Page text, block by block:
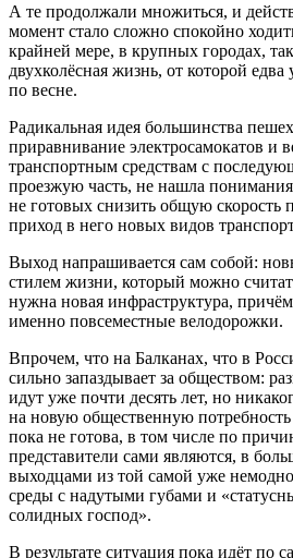
А те продолжали множиться, и
момент стало сложно спокойно
крайней мере, в крупных городах,
двухколёсная жизнь, от которой едва
по весне.
Радикальная идея большинства
приравнивание электросамокатов и
транспортным средствам с
проезжую часть, не нашла
не готовых снизить общую скорость
приход в него новых видов
Выход напрашивается сам собой:
стилем жизни, который можно
нужна новая инфраструктура,
именно повсеместные велодорожки.
Впрочем, что на Балканах, что в
сильно запаздывает за обществом:
идут уже почти десять лет, но
на новую общественную потребность
пока не готова, в том числе по
представители сами являются, в
выходцами из той самой уже
среды с надутыми губами и
солидных господ».
В результате ситуация пока идёт по